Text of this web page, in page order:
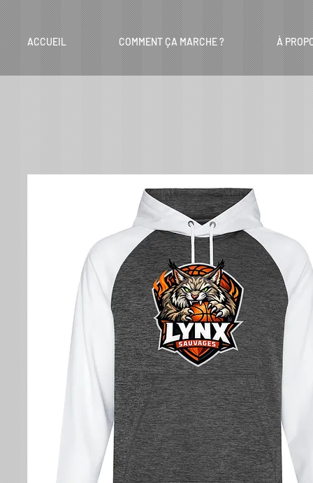
ACCUEIL COMMENT ÇA MARCHE ? À